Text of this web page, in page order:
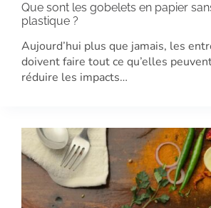
Que sont les gobelets en papier
plastique ?
Aujourd’hui plus que jamais, les
doivent faire tout ce qu’elles
réduire les impacts…